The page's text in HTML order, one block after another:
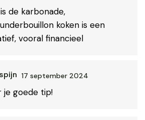
de karbonade,
koken is een
vooral financieel
17 september 2024
je goede tip!